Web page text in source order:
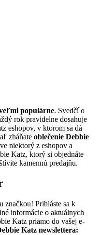
populárne. Svedčí o
rok pravidelne dosahuje
eshopov, v ktorom sa dá
zháňate oblečenie Debbie
niektorý z eshopov a
Katz, ktorý si objednáte
kamennú predajňu.
značkou! Prihláste sa k
informácie o aktuálnych
Katz priamo do vašej e-
Katz newslettera: